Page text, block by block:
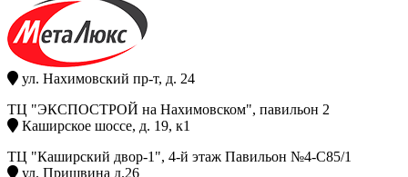
ул. Нахимовский пр-т, д. 24
ТЦ "ЭКСПОСТРОЙ на Нахимовском", павильон 2
Каширское шоссе, д. 19, к1
ТЦ "Каширский двор-1", 4-й этаж Павильон №4-С85/1
ул. Пришвина д.26